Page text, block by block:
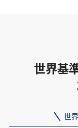
世界基
世